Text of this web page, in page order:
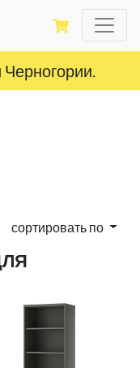
сортировать по